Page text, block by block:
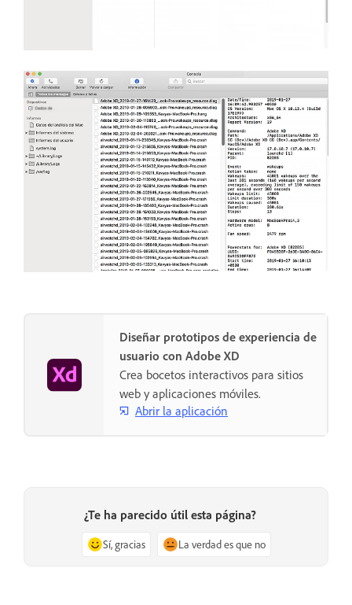
Diseñar prototipos de experiencia de
usuario con Adobe XD
Crea bocetos interactivos para sitios
web y aplicaciones móviles.
Abrir la aplicación
¿Te ha parecido útil esta página?
Sí, gracias La verdad es que no